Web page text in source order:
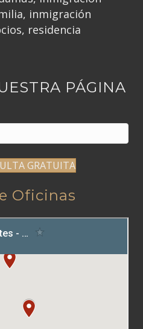
inmigración
residencia
PÁGINA
GRATUITA
Oficinas